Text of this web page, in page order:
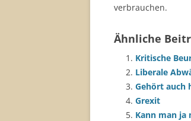
verbrauchen.
Ähnliche
Kritische
Liberale
Gehört auch
Grexit
Kann man ja